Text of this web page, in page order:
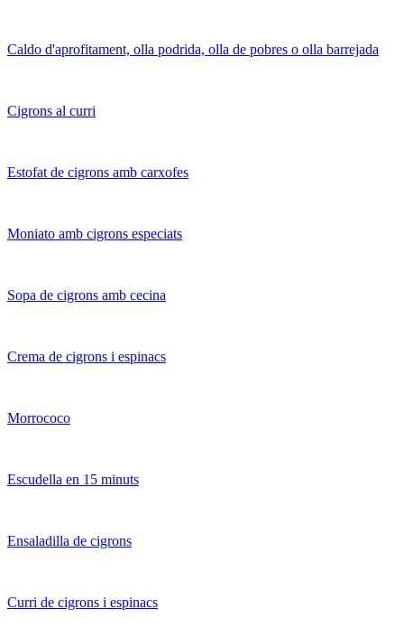
Caldo d'aprofitament, olla podrida, olla de pobres o olla barrejada
Cigrons al curri
Estofat de cigrons amb carxofes
Moniato amb cigrons especiats
Sopa de cigrons amb cecina
Crema de cigrons i espinacs
Morrococo
Escudella en 15 minuts
Ensaladilla de cigrons
Curri de cigrons i espinacs